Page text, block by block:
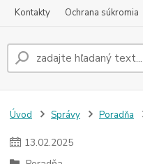
Kontakty Ochrana súkromia
Úvod Správy Poradňa
13.02.2025